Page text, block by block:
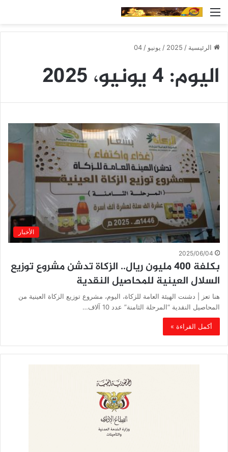
القائمة
الرئيسية /
2025
/ يونيو /
04
اليوم: 4 يونيو، 2025
الأخبار
2025/06/04
بكلفة 400 مليون ريال.. الزكاة تدشن مشروع توزيع
السلال العينية للمحاصيل النقدية
هنا تعز | دشنت الهيئة العامة للزكاة، اليوم، مشروع توزيع الزكاة العينية من
المحاصيل النقدية “المرحلة الثامنة” عدد 10 آلاف…
أكمل القراءة »